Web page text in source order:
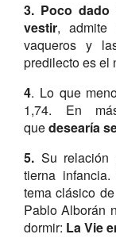
3. Poco
vestir, admite
vaqueros y
predilecto es el
4. Lo que
1,74. En
quedesearía
5.Su relación
tierna
tema clásico
Pablo Alborán
dormir: La Vie